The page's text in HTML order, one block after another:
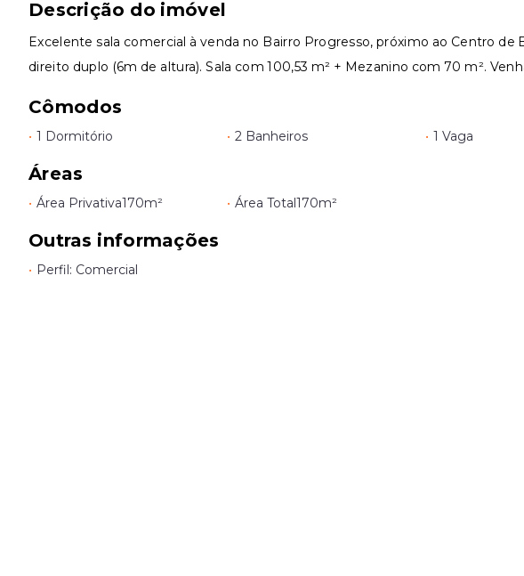
Descrição do imóvel
Excelente sala comercial à venda no Bairro Progresso, próximo ao Centro de
direito duplo (6m de altura). Sala com 100,53 m² + Mezanino com 70 m².
Cômodos
• 1 Dormitório • 2 Banheiros • 1 Vaga
Áreas
• Área Privativa170m² • Área Total170m²
Outras informações
• Perfil: Comercial